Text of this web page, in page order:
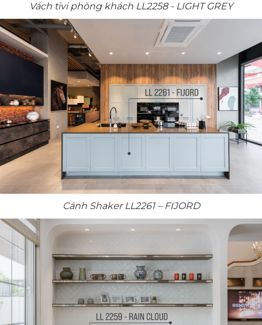
Vách tivi phòng khách LL2258 - LIGHT GREY
Cánh Shaker LL2261 – FIJORD